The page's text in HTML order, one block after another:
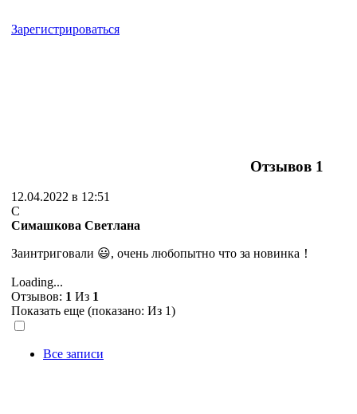
Зарегистрироваться
Отзывов 1
12.04.2022 в 12:51
С
Симашкова Светлана
Заинтриговали 😃, очень любопытно что за новинка！
Loading...
Отзывов: 1 Из 1
Показать еще (показано: Из 1)
Все записи